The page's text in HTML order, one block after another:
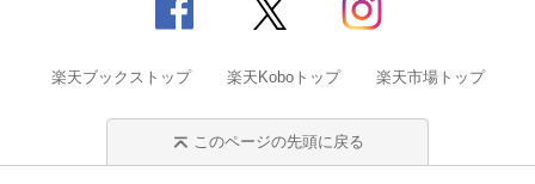
楽天ブックストップ 楽天Koboトップ 楽天市場トップ
このページの先頭に戻る